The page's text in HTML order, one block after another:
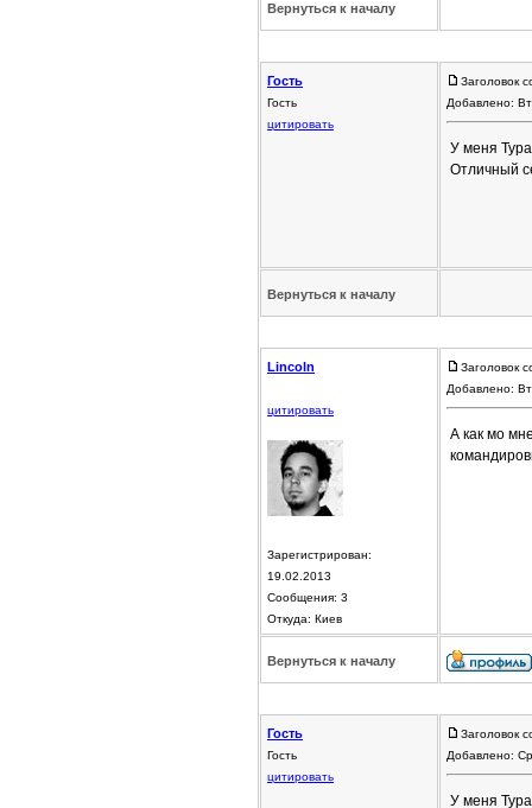
Вернуться к началу
Гость
Гость
цитировать
Заголовок
Добавлено:
У меня
Отличный
Вернуться к началу
Lincoln
цитировать
Зарегистрирован:
19.02.2013
Сообщения: 3
Откуда: Киев
Заголовок
Добавлено:
А как мо
Вернуться к началу
Гость
Гость
цитировать
Заголовок
Добавлено:
У меня